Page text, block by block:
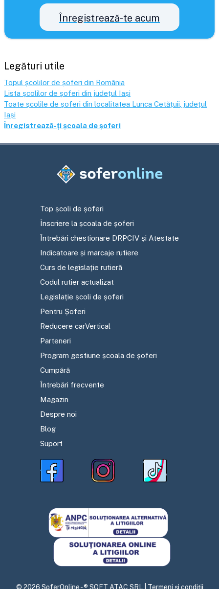
Înregistrează-te acum
Legături utile
Topul școlilor de șoferi din România
Lista școlilor de șoferi din județul Iași
Toate școlile de șoferi din localitatea Lunca Cetățuii , județul
Iași
Înregistrează-ți școala de șoferi
Top școli de șoferi
Înscriere la școala de șoferi
Întrebări chestionare DRPCIV și Atestate
Indicatoare și marcaje rutiere
Curs de legislație rutieră
Codul rutier actualizat
Legislație școli de șoferi
Pentru Șoferi
Reducere carVertical
Parteneri
Program gestiune școala de șoferi
Cumpără
Întrebări frecvente
Magazin
Despre noi
Blog
Suport
© 2026 SoferOnline - ® SOFT ATAC SRL | Termeni și condiții